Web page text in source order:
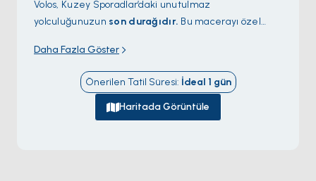
Volos, Kuzey Sporadlar’daki unutulmaz
yolculuğunuzun son durağıdır. Bu macerayı özel
berraklığındaki suları hatırlayarak keyifli anılarınızı
tazeleyin. Volos, sizi sıcak atmosferiyle karşılıyor;
yarattığınız güzel anıları yaşamak için mükemmel bir
Daha Fazla Göster
Önerilen Tatil Süresi: İdeal 1 gün
Haritada Görüntüle